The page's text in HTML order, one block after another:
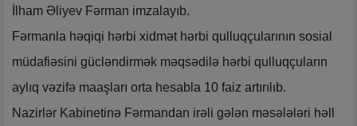
İlham Əliyev Fərman imzalayıb.
Fərmanla həqiqi hərbi xidmət hərbi qulluqçularının sosial
müdafiəsini gücləndirmək məqsədilə hərbi qulluqçuların
aylıq vəzifə maaşları orta hesabla 10 faiz artırılıb.
Nazirlər Kabinetinə Fərmandan irəli gələn məsələləri həll